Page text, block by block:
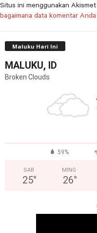
Situs ini menggunakan
bagaimana data komentar
Maluku Hari Ini
MALUKU, ID
Broken Clouds
59%
SAB
25°
MING
26°